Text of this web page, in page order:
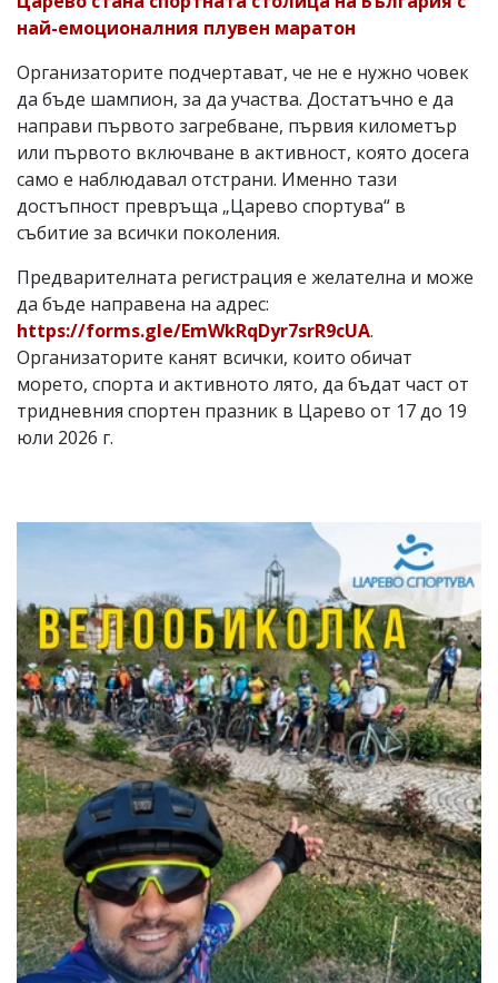
най-емоционалния плувен маратон
Организаторите подчертават, че не е нужно човек
да бъде шампион, за да участва. Достатъчно е да
направи първото загребване, първия километър
или първото включване в активност, която досега
само е наблюдавал отстрани. Именно тази
достъпност превръща „Царево спортува“ в
събитие за всички поколения.
Предварителната регистрация е желателна и може
да бъде направена на адрес:
https://forms.gle/EmWkRqDyr7srR9cUA.
Организаторите канят всички, които обичат
морето, спорта и активното лято, да бъдат част от
тридневния спортен празник в Царево от 17 до 19
юли 2026 г.